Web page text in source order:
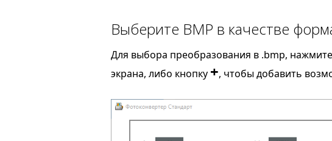
Выберите BMP в качестве
Для выбора преобразования в .bmp,
экрана, либо кнопку +, чтобы добавить